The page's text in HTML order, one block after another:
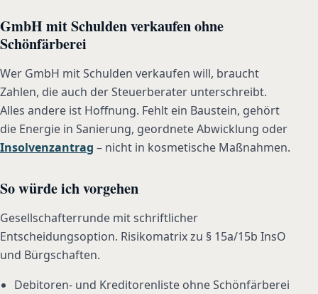
GmbH mit Schulden verkaufen ohne
Schönfärberei
Wer GmbH mit Schulden verkaufen will, braucht
Zahlen, die auch der Steuerberater unterschreibt.
Alles andere ist Hoffnung. Fehlt ein Baustein, gehört
die Energie in Sanierung, geordnete Abwicklung oder
Insolvenzantrag – nicht in kosmetische Maßnahmen.
So würde ich vorgehen
Gesellschafterrunde mit schriftlicher
Entscheidungsoption. Risikomatrix zu § 15a/15b InsO
und Bürgschaften.
Debitoren- und Kreditorenliste ohne Schönfärberei